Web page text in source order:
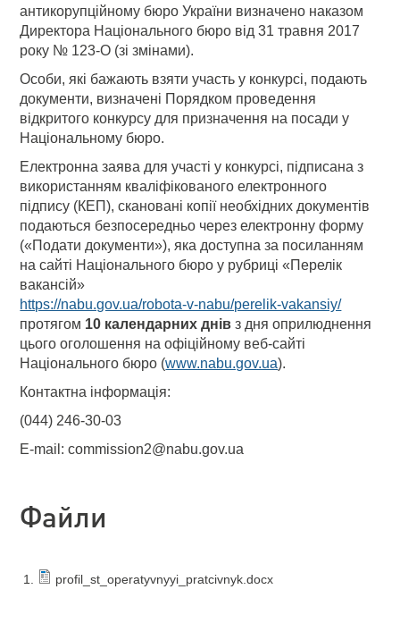
антикорупційному бюро України визначено наказом
Директора Національного бюро від 31 травня 2017
року № 123-О (зі змінами).
Особи, які бажають взяти участь у конкурсі, подають
документи, визначені Порядком проведення
відкритого конкурсу для призначення на посади у
Національному бюро.
Електронна заява для участі у конкурсі, підписана з
використанням кваліфікованого електронного
підпису (КЕП), скановані копії необхідних документів
подаються безпосередньо через електронну форму
(«Подати документи»), яка доступна за посиланням
на сайті Національного бюро у рубриці «Перелік
вакансій»
https://nabu.gov.ua/robota-v-nabu/perelik-vakansiy/
протягом 10 календарних днів з дня оприлюднення
цього оголошення на офіційному веб-сайті
Національного бюро (www.nabu.gov.ua).
Контактна інформація:
(044) 246-30-03
E-mail: commission2@nabu.gov.ua
Файли
profil_st_operatyvnyyi_pratcivnyk.docx